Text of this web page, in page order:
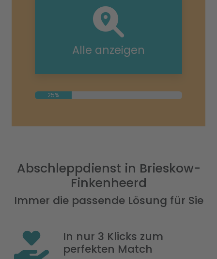
Alle anzeigen
25%
Abschleppdienst in Brieskow-
Finkenheerd
Immer die passende Lösung für Sie
In nur 3 Klicks zum
perfekten Match